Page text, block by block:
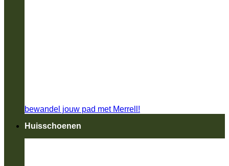
bewandel jouw pad met Merrell!
Huisschoenen